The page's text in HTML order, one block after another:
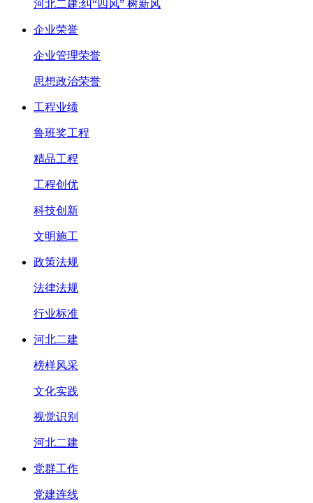
河北二建:纠“四风” 树新风
企业荣誉
企业管理荣誉
思想政治荣誉
工程业绩
鲁班奖工程
精品工程
工程创优
科技创新
文明施工
政策法规
法律法规
行业标准
河北二建
榜样风采
文化实践
视觉识别
河北二建
党群工作
党建连线